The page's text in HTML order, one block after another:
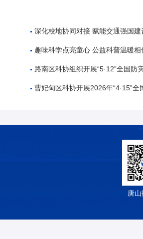
深化校地协同对接 赋能交通强国建
趣味科学点亮童心 公益科普温暖相
路南区科协组织开展“5·12”全国防灾减灾日主题科普进
曹妃甸区科协开展2026年“4·15”全民国家安全教育
唐